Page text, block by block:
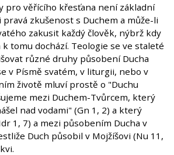
pro věřícího křesťana není základní
zkušenost s Duchem a může-li
zakusit každý člověk, nýbrž kdy
tomu dochází. Teologie se ve staleté
různé druhy působení Ducha
v Písmě svatém, v liturgii, nebo v
životě mluví prostě o "Duchu
mezi Duchem-Tvůrcem, který
nad vodami" (Gn 1, 2) a který
1, 7) a mezi působením Ducha v
Duch působil v Mojžíšovi (Nu 11,